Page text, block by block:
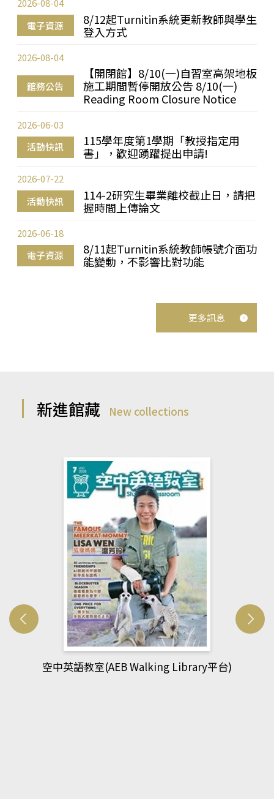
電子資源
8/12起Turnitin系統更新教師與學生
登入方式
2026-08-04
館務公告
【開閉館】8/10(一)自習室高架地板
施工期間暫停開放公告 8/10(一)
Reading Room Closure Notice
2026-08-04
活動快訊
115學年度第1學期「教授指定用
書」，歡迎踴躍提出申請!
2026-06-03
活動快訊
114-2研究生畢業離校截止日，請把
握時間上傳論文
2026-07-22
電子資源
8/11起Turnitin系統教師帳號介面功
能變動，不影響比對功能
2026-06-18
更多訊息
新進館藏 New collections
網管人(kono平台)